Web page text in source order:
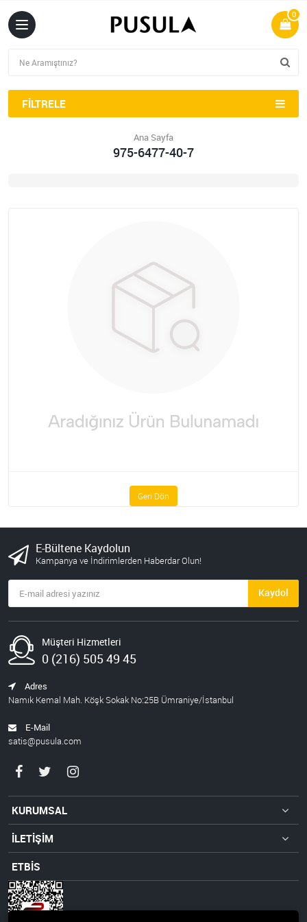
0
FILTRELE
Ana Sayfa
975-6477-40-7
Geri Dön
E-Bültene Kaydolun
Kampanya ve İndirimlerden Haberdar Olun!
Kaydol
Müşteri Hizmetleri
0 (216) 505 49 45
Adres
Namık Kemal Mah. Köşk Sokak No:25B Ümraniye/İstanbul
E-Mail
satis@pusula.com
KURUMSAL
İLETİŞİM
ETBİS